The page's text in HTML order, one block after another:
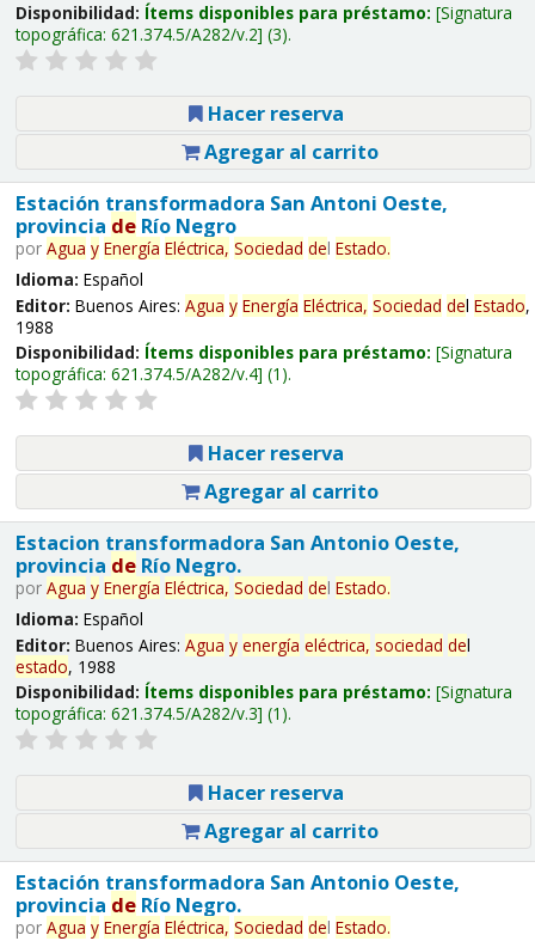
Disponibilidad: Ítems disponibles para préstamo: Signatura
topográfica: 621.374.5/A282/v.2 (3).
Hacer reserva
Agregar al carrito
Estación transformadora San Antoni Oeste,
provincia deRío Negro
por Agua y Energía Eléctrica, Sociedad del Estado.
Idioma: Español
Editor: Buenos Aires: Agua y Energía Eléctrica, Sociedad del Estado,
1988
Disponibilidad: Ítems disponibles para préstamo: Signatura
topográfica: 621.374.5/A282/v.4 (1).
Hacer reserva
Agregar al carrito
Estacion transformadora San Antonio Oeste,
provincia deRío Negro.
por Agua y Energía Eléctrica, Sociedad del Estado.
Idioma: Español
Editor: Buenos Aires: Agua y energía eléctrica, sociedad del
estado, 1988
Disponibilidad: Ítems disponibles para préstamo: Signatura
topográfica: 621.374.5/A282/v.3 (1).
Hacer reserva
Agregar al carrito
Estación transformadora San Antonio Oeste,
provincia deRío Negro.
por Agua y Energía Eléctrica, Sociedad del Estado.